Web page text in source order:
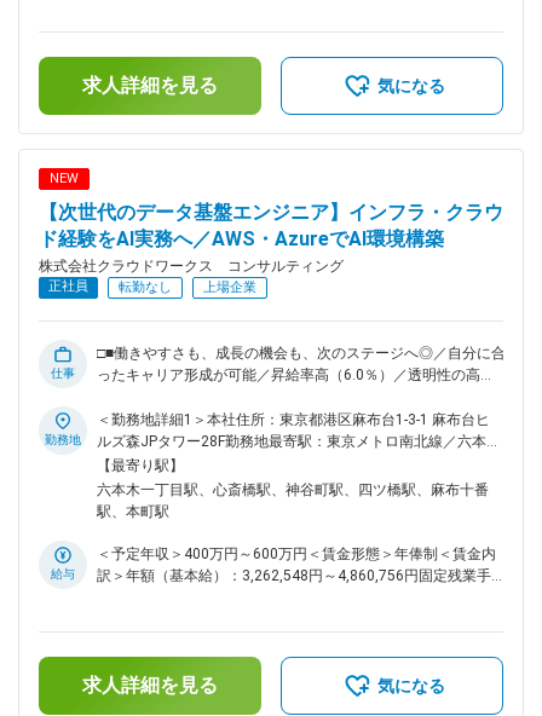
Matplotlib）を用いた探索的データ解析、特徴量エンジニアリ
ング、モデルの精度改善。 ■ポジションの魅力： ◇「作って
終わり」にしない：PoCレベルの考察で終わらず、実際のプロ
ダクトや業務フローに組み込まれるまでの「一連のプロセス」
やSnowflake、さらには最新の生成AIを活用した分析レポート
磨き、キャリアを広げる、クラウドワークスグループで次のス
テージへ。現在、当社では社内での請負案件の拡大を進めてい
ます。お客様先だけでなく、自社内でもスキルアップできるチ
ャンスが加速中です。 ◇最先端技術に触れられる外部プロジェ
クト ◇要件定義や設計から関われる自社内プロジェクト ※PM
／PL経験者には、請負チームの立ち上げや拡大にも即参画可
の魅力： 2025年10月、クラウドワークス コンサルティングは
社名を変更し、新しい仲間を迎え、新しく生まれ変わりまし
の改善が進行中です。今後は働く条件面だけでなく、様々なプ
ロジェクトへの参画も期待されます。 変更の範囲：会社の定
める業務
業手当＞有＜給与補足＞※スキルや経験を考慮の上、当社賃金
規定により決定します。■昇給：年1回※2024年度年間平均昇
給額：26万円■業績賞与：あり賃金はあくまでも目安の金額で
固定手当を含めた表記です。
求人詳細を見る 気になる
NEW
【次世代のデータ基盤エンジニア】インフラ・クラウ
ド経験をAI実務へ／AWS・AzureでAI環境構築
株式会社クラウドワークス コンサルティング
正社員 転勤なし 上場企業
仕事
□■働きやすさも、成長の機会も、次のステージへ◎／自分に合
ったキャリア形成が可能／昇給率高（6.0％）／透明性の高い
ップ可能■□ ■業務内容： 「AIエンジニア＝数学やプログラミ
ングの天才」だと思っていませんか？ 実際、AIをビジネスで
動かすために今最も求められているのは、安定したサーバーを
立て、データを安全に運び、クラウドを最適に設定できる「イ
ンフラのプロ」です。既存のインフラ・クラウドスキルを活か
アップしていただきます。 ■具体的な業務例： ◇AI実行環境の
構築：AWSやAzure上に、ChatGPTなどのAIアプリが動くため
どのストレージからAI（SageMaker等）へ安全に届けるための
設定。 ◇運用監視と自動化：AIが止まらないための監視設定
や、Terraformを用いた環境構築の自動化。 ◇最新ツールの導
入補助：ベクトルデータベースやDifyなど、AI開発に欠かせな
勤務地
＜勤務地詳細1＞本社住所：東京都港区麻布台1-3-1 麻布台ヒ
ルズ森JPタワー28F勤務地最寄駅：東京メトロ南北線／六本木
一丁目駅受動喫煙対策：屋内喫煙可能場所あり＜勤務地詳細2
＞大阪オフィス住所：大阪府大阪市中央区南船場4-2-11 JPR心
斎橋ビル5階勤務地最寄駅：各線／心斎橋駅受動喫煙対策：屋
京）住所：大阪府 受動喫煙対策：屋内全面禁煙変更の範囲：
会社の定める事業所（リモートワーク含む）
【最寄り駅】
六本木一丁目駅、心斎橋駅、神谷町駅、四ツ橋駅、麻布十番
駅、本町駅
給与
＜予定年収＞400万円～600万円＜賃金形態＞年俸制＜賃金内
訳＞年額（基本給）：3,262,548円～4,860,756円固定残業手
業手当＞有＜給与補足＞※スキルや経験を考慮の上、当社賃金
規定により決定します。■昇給：年1回※2024年度年間平均昇
給額：26万円■業績賞与：あり賃金はあくまでも目安の金額で
求人詳細を見る 気になる